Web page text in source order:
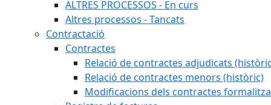
ALTRES PROCESSOS - En curs
Altres processos - Tancats
Contractació
Contractes
Relació de contractes adjudicats
Relació de contractes menors (històric)
Modificacions dels contractes